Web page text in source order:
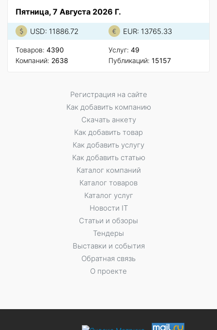
Пятница, 7 Августа 2026 Г.
USD: 11886.72 EUR: 13765.33
Товаров: 4390
Компаний: 2638
Услуг: 49
Публикаций: 15157
Регистрация на сайте
Как добавить компанию
Скачать анкету
Как добавить товар
Как добавить услугу
Как добавить статью
Каталог компаний
Каталог товаров
Каталог услуг
Новости IT
Статьи и обзоры
Тендеры
Выставки и события
Обратная связь
О проекте